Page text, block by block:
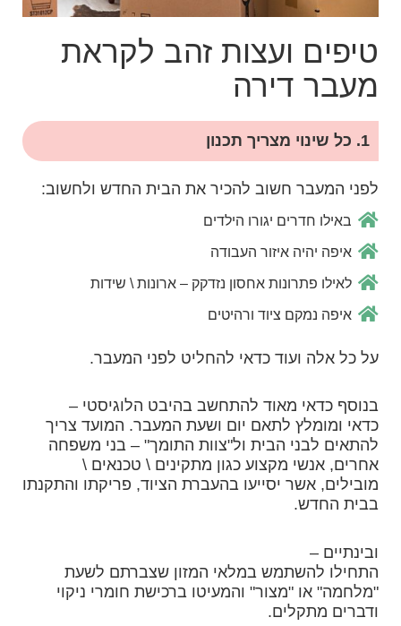
טיפים ועצות זהב לקראת
מעבר דירה
1. כל שינוי מצריך תכנון
לפני המעבר חשוב להכיר את הבית החדש ולחשוב:
באילו חדרים יגורו הילדים
איפה יהיה איזור העבודה
לאילו פתרונות אחסון נזדקק – ארונות \ שידות
איפה נמקם ציוד ורהיטים
על כל אלה ועוד כדאי להחליט לפני המעבר.
בנוסף כדאי מאוד להתחשב בהיבט הלוגיסטי –
כדאי ומומלץ לתאם יום ושעת המעבר. המועד צריך
להתאים לבני הבית ול"צוות התומך" – בני משפחה
אחרים, אנשי מקצוע כגון מתקינים \ טכנאים \
מובילים, אשר יסייעו בהעברת הציוד, פריקתו והתקנתו
בבית החדש.
ובינתיים –
התחילו להשתמש במלאי המזון שצברתם לשעת
"מלחמה" או "מצור" והמעיטו ברכישת חומרי ניקוי
ודברים מתקלים.